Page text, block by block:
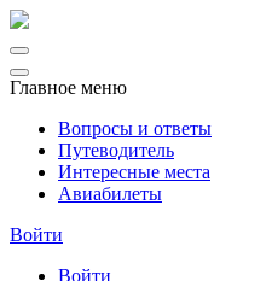
Главное меню
Вопросы и ответы
Путеводитель
Интересные места
Авиабилеты
Войти
Войти